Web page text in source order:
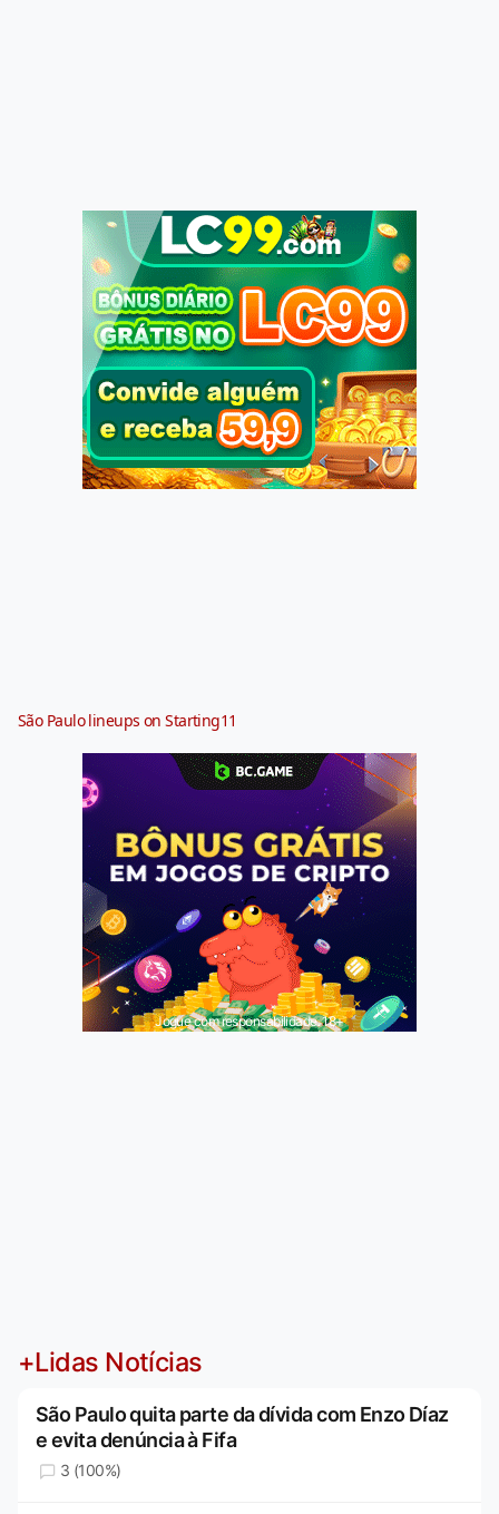
São Paulo lineups on Starting11
Jogue com responsabilidade. 18+
+Lidas Notícias
São Paulo quita parte da dívida com Enzo Díaz
e evita denúncia à Fifa
3 (100%)